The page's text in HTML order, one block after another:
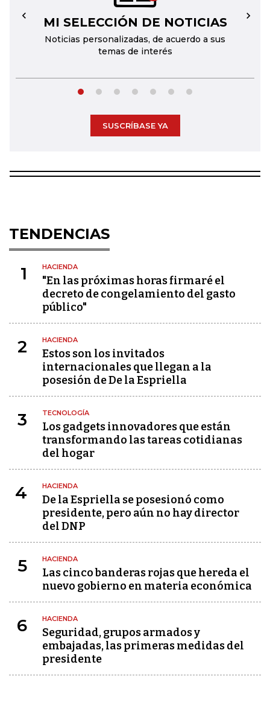
MI SELECCIÓN DE NOTICIAS
Noticias personalizadas, de acuerdo a sus
temas de interés
← →
SUSCRÍBASE YA
TENDENCIAS
1 HACIENDA
"En las próximas horas firmaré el
decreto de congelamiento del gasto
público"
2 HACIENDA
Estos son los invitados
internacionales que llegan a la
posesión de De la Espriella
3 TECNOLOGÍA
Los gadgets innovadores que están
transformando las tareas cotidianas
del hogar
4 HACIENDA
De la Espriella se posesionó como
presidente, pero aún no hay director
del DNP
5 HACIENDA
Las cinco banderas rojas que hereda el
nuevo gobierno en materia económica
6 HACIENDA
Seguridad, grupos armados y
embajadas, las primeras medidas del
presidente